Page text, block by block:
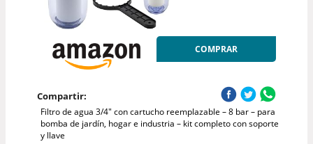
COMPRAR
Compartir:
Filtro de agua 3/4" con cartucho reemplazable – 8 bar – para
bomba de jardín, hogar e industria – kit completo con soporte
y llave